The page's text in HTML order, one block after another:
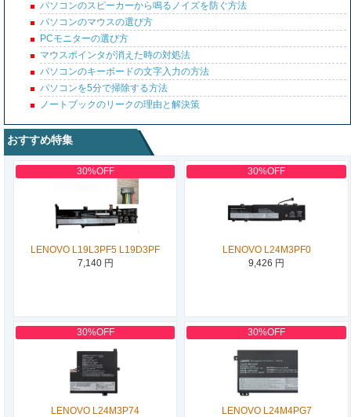
パソコンのスピーカーから鳴るノイズを防ぐ方法
パソコンのマウスの選び方
PCモニターの選び方
マウスポインタが消えた時の対処法
パソコンのキーボードの文字入力の方法
パソコンを5分で掃除する方法
ノートブックのリークの理由と解決策
おすすめ特集
30%OFF
LENOVO L19L3PF5 L19D3PF
7,140 円
30%OFF
LENOVO L24M3PF0
9,426 円
30%OFF
LENOVO L24M3P74
30%OFF
LENOVO L24M4PG7